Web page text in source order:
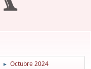
► Octubre 2024